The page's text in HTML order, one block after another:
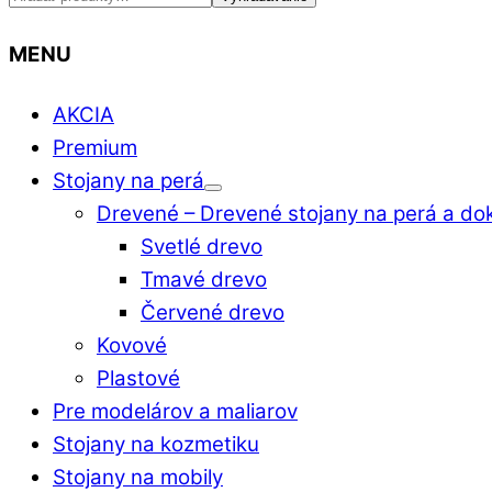
MENU
AKCIA
Premium
Stojany na perá
Drevené – Drevené stojany na perá a
Svetlé drevo
Tmavé drevo
Červené drevo
Kovové
Plastové
Pre modelárov a maliarov
Stojany na kozmetiku
Stojany na mobily